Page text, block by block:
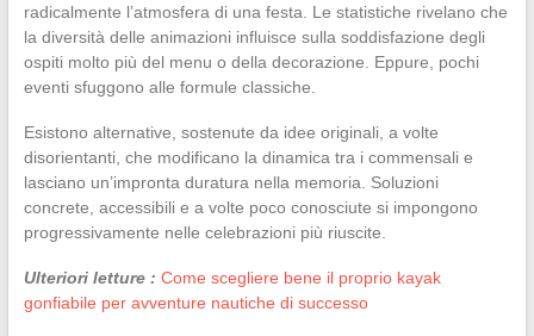
radicalmente l’atmosfera di una festa. Le statistiche rivelano che
la diversità delle animazioni influisce sulla soddisfazione degli
ospiti molto più del menu o della decorazione. Eppure, pochi
eventi sfuggono alle formule classiche.
Esistono alternative, sostenute da idee originali, a volte
disorientanti, che modificano la dinamica tra i commensali e
lasciano un’impronta duratura nella memoria. Soluzioni
concrete, accessibili e a volte poco conosciute si impongono
progressivamente nelle celebrazioni più riuscite.
Ulteriori letture : Come scegliere bene il proprio kayak
gonfiabile per avventure nautiche di successo